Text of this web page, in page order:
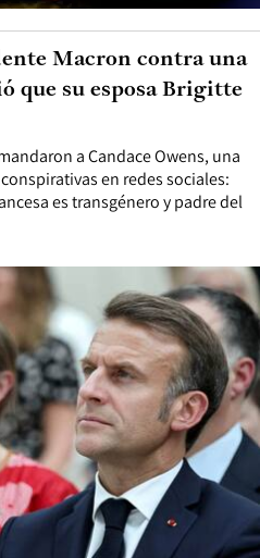
a Candace Owens, una
en redes sociales:
es transgénero y padre del
Macron contra una
que su esposa Brigitte